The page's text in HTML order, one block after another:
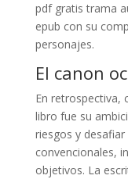
pdf gratis trama
epub con su
personajes.
El canon
En retrospectiva,
libro fue su
riesgos y
convencionales,
objetivos. La